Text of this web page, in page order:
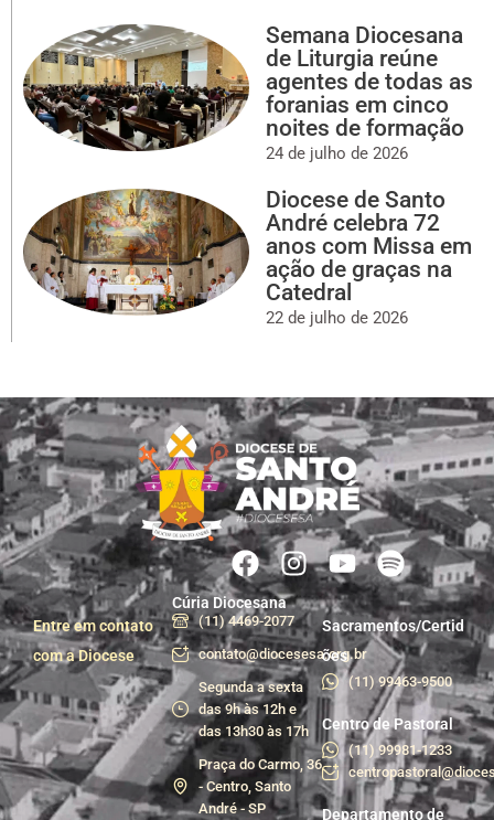
Semana Diocesana
de Liturgia reúne
agentes de todas as
foranias em cinco
noites de formação
24 de julho de 2026
Diocese de Santo
André celebra 72
anos com Missa em
ação de graças na
Catedral
22 de julho de 2026
Entre em contato
com a Diocese
Cúria Diocesana
(11) 4469-2077
contato@diocesesa.org.br
Segunda a sexta
das 9h às 12h e
das 13h30 às 17h
Praça do Carmo, 36
- Centro, Santo
André - SP
Sacramentos/Certid
ões
(11) 99463-9500
Centro de Pastoral
(11) 99981-1233
Departamento de